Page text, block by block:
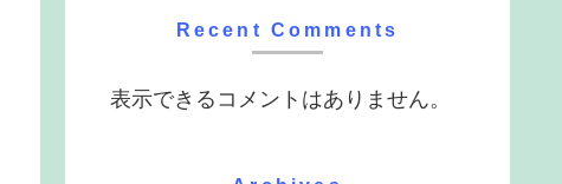
Recent Comments
表示できるコメントはありません。